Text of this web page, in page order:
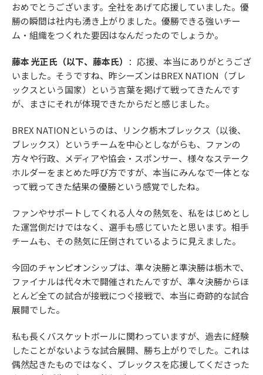
おめでとうございます。全社をあげて応援していました。優
勝の瞬間は社内も湧き上がりました。優勝できる強いチー
ム・組織をつくれた要因はなんだったのでしょうか。
藤本 光正氏（以下、藤本氏）
：応援、本当にありがとうござ
いました。そうですね、昨シーズンはBREX NATION（ブレ
ックスという国家）という言葉を掲げて戦ってきたんです
が、まさにそれが体現できたからだと感じました。
BREX NATIONというのは、リンク栃木ブレックス（以後、
ブレックス）というチームを中心としながらも、ファンの
方々や行政、メディアや協会・スポンサー、様々なステーク
ホルダーをまとめた呼び方ですが、本当にみんなで一体とな
って戦ってきた結果の優勝という感覚でしたね。
ファンやサポートしてくれる人々の熱気を、私をはじめとし
た運営側だけではなく、選手も感じていたと思います。相手
チームも、その熱気に圧倒されているように見えました。
今回のチャンピオンシップは、準々決勝と準決勝は栃木で、
ファイナルは代々木で開催されたんですが、準々決勝からほ
とんど全ての試合が接戦につぐ接戦で、本当に奇跡的な試合
展開でした。
私も長くバスケットボールに関わっていますが、過去に経験
したことがないような試合展開、勝ち上がりでした。これは
偶然起きたものではなく、ブレックスを応援してくださった